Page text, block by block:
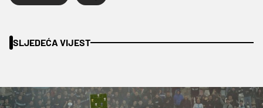
SLJEDEĆA VIJEST